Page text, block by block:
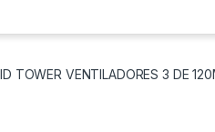
TOWER VENTILADORES 3 DE